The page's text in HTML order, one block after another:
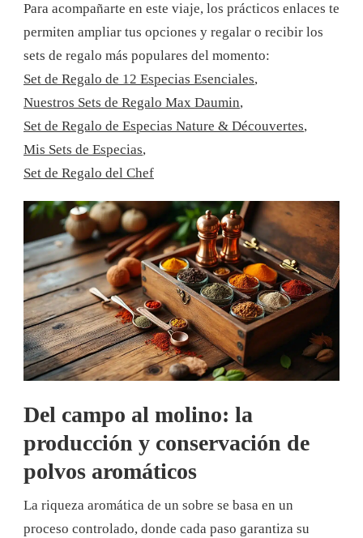
Para acompañarte en este viaje, los prácticos enlaces te
permiten ampliar tus opciones y regalar o recibir los
sets de regalo más populares del momento:
Set de Regalo de 12 Especias Esenciales,
Nuestros Sets de Regalo Max Daumin,
Set de Regalo de Especias Nature & Découvertes,
Mis Sets de Especias,
Set de Regalo del Chef
Del campo al molino: la
producción y conservación de
polvos aromáticos
La riqueza aromática de un sobre se basa en un
proceso controlado, donde cada paso garantiza su